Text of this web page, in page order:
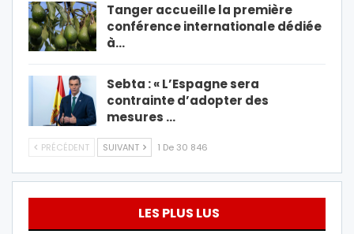
Tanger accueille la première
conférence internationale dédiée
à…
Sebta : « L’Espagne sera
contrainte d’adopter des
mesures …
PRÉCÉDENT SUIVANT 1 De 30 846
LES PLUS LUS